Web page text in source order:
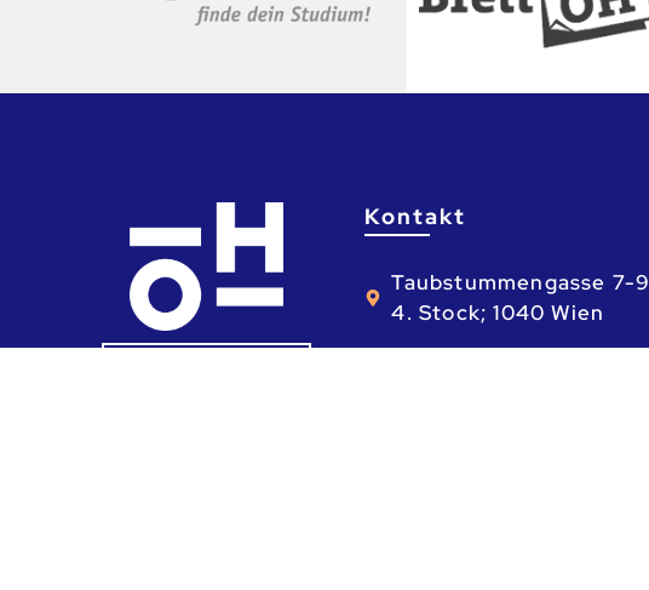
Kontakt
Taubstummengasse 7-9
4. Stock; 1040 Wien